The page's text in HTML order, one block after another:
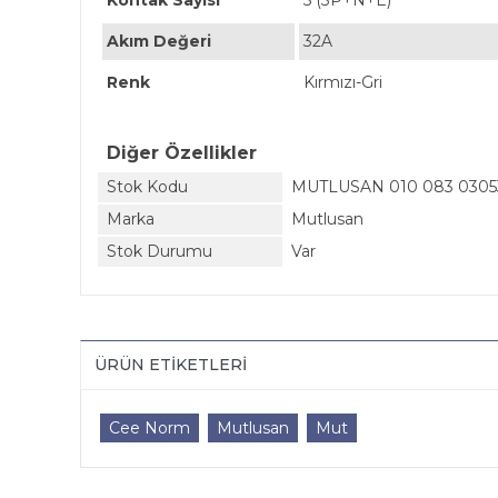
Akım Değeri 32A
Renk Kırmızı-Gri
Diğer Özellikler
Stok Kodu
MUTLUSAN 010 083
Marka
Mutlusan
Stok Durumu
Var
ÜRÜN ETIKETLERI
Cee Norm Mutlusan Mut